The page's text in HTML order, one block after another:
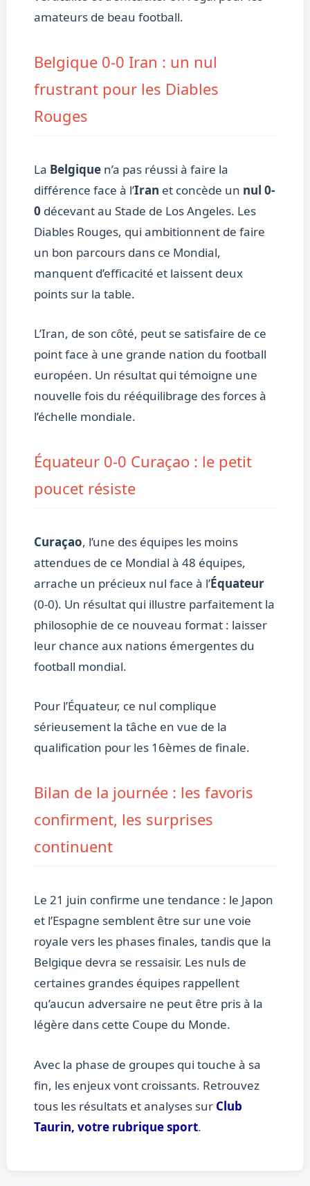
amateurs de beau football.
Belgique 0-0 Iran : un nul
frustrant pour les Diables
Rouges
La Belgiquen’a pas réussi à faire la
différence face à l’Iran et concède un nul 0-
0 décevant au Stade de Los Angeles. Les
Diables Rouges, qui ambitionnent de faire
un bon parcours dans ce Mondial,
manquent d’efficacité et laissent deux
points sur la table.
L’Iran, de son côté, peut se satisfaire de ce
point face à une grande nation du football
européen. Un résultat qui témoigne une
nouvelle fois du rééquilibrage des forces à
l’échelle mondiale.
Équateur 0-0 Curaçao : le petit
poucet résiste
Curaçao, l’une des équipes les moins
attendues de ce Mondial à 48 équipes,
arrache un précieux nul face à l’Équateur
(0-0). Un résultat qui illustre parfaitement la
philosophie de ce nouveau format : laisser
leur chance aux nations émergentes du
football mondial.
Pour l’Équateur, ce nul complique
sérieusement la tâche en vue de la
qualification pour les 16èmes de finale.
Bilan de la journée : les favoris
confirment, les surprises
continuent
Le 21 juin confirme une tendance : le Japon
et l’Espagne semblent être sur une voie
royale vers les phases finales, tandis que la
Belgique devra se ressaisir. Les nuls de
certaines grandes équipes rappellent
qu’aucun adversaire ne peut être pris à la
légère dans cette Coupe du Monde.
Avec la phase de groupes qui touche à sa
fin, les enjeux vont croissants. Retrouvez
tous les résultats et analyses sur Club
Taurin, votre rubrique sport.